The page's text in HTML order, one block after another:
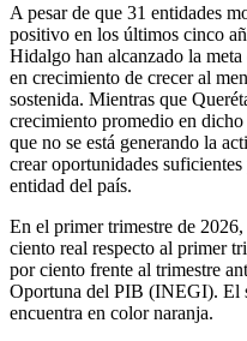
A pesar de que 31 entidades
positivo en los últimos cinco
Hidalgo han alcanzado la
en crecimiento de crecer al
sostenida. Mientras que
crecimiento promedio en
que no se está generando la
crear oportunidades
entidad del país.
En el primer trimestre de
ciento real respecto al primer
por ciento frente al trimestre
Oportuna del PIB (INEGI). El
encuentra en color naranja.